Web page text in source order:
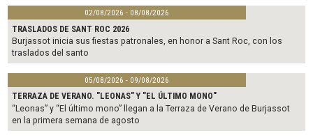
02/08/2026 - 08/08/2026
TRASLADOS DE SANT ROC 2026
Burjassot inicia sus fiestas patronales, en honor a Sant Roc, con los
traslados del santo
05/08/2026 - 09/08/2026
TERRAZA DE VERANO. "LEONAS" Y "EL ÚLTIMO MONO"
“Leonas” y “El último mono” llegan a la Terraza de Verano de Burjassot
en la primera semana de agosto